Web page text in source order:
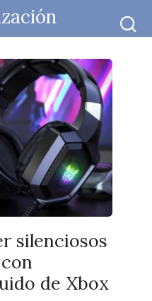
silenciosos
de Xbox